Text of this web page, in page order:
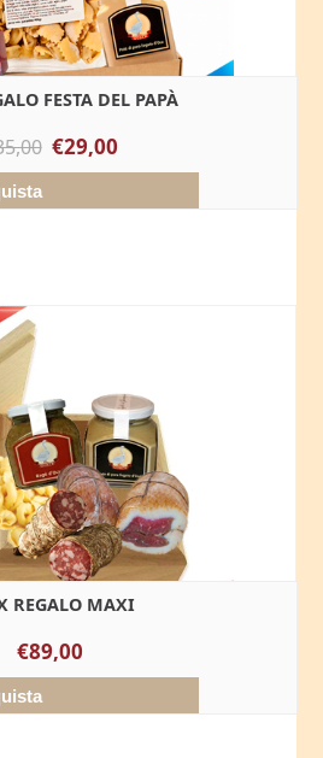
FESTA DEL PAPÀ
€29,00
REGALO MAXI
€89,00